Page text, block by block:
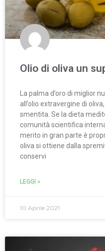
Olio di oliva un
La palma d’oro di miglior
all’olio extravergine di
smentita. Se la dieta
comunità scientifica
merito in gran parte è
oliva si ottiene dalla
conservi
LEGGI »
10 Aprile 2021